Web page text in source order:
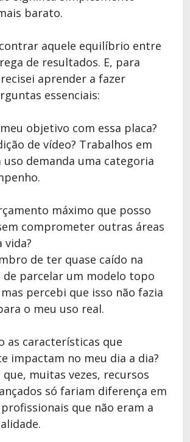
barato.
aquele equilíbrio entre
de resultados. E, para
aprender a fazer
essenciais:
objetivo com essa placa?
de vídeo? Trabalhos em
uso demanda uma categoria
máximo que posso
comprometer outras áreas
vida?
de ter quase caído na
de parcelar um modelo topo
percebi que isso não fazia
o meu uso real.
as características que
impactam no meu dia a dia?
que, muitas vezes, recursos
só fariam diferença em
que não eram a